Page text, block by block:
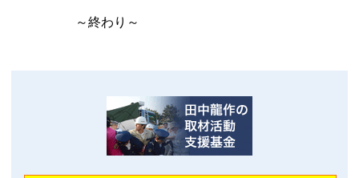
～終わり～